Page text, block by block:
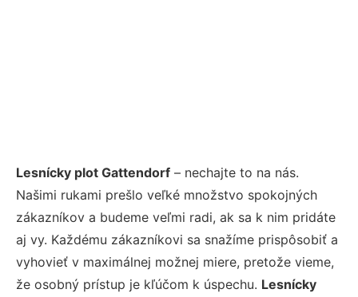
Lesnícky plot Gattendorf – nechajte to na nás.
Našimi rukami prešlo veľké množstvo spokojných
zákazníkov a budeme veľmi radi, ak sa k nim pridáte
aj vy. Každému zákazníkovi sa snažíme prispôsobiť a
vyhovieť v maximálnej možnej miere, pretože vieme,
že osobný prístup je kľúčom k úspechu. Lesnícky